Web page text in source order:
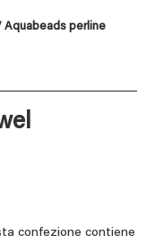
Aquabeads perline
confezione contiene